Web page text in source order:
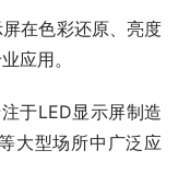
在色彩还原、亮度
应用。
于LED显示屏制造
大型场所中广泛应